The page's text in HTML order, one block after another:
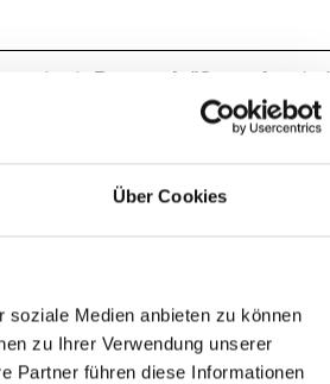
Über Cookies
Medien anbieten zu können
zu Ihrer Verwendung unserer
Partner führen diese Informationen
mit Putztuch
17705
Gewicht/ Inhalt: ca. 16 x 6 x
Schnappverschluss